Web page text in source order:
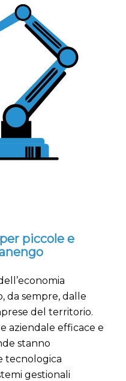
piccole e
da sempre, dalle
del territorio.
aziendale efficace e
stanno
tecnologica
gestionali